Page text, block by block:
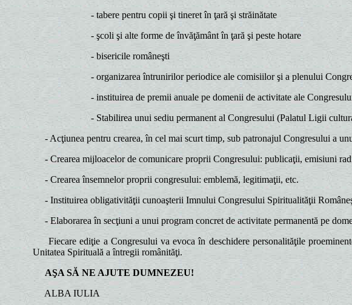
- tabere pentru copii şi tineret în ţară şi străinătate
- şcoli şi alte forme de învăţământ în ţară şi peste hotare
- bisericile româneşti
- organizarea întrunirilor periodice ale comisiilor şi a plenului
- instituirea de premii anuale pe domenii de activitate ale
- Stabilirea unui sediu permanent al Congresului (Palatul Ligii
- Acţiunea pentru crearea, în cel mai scurt timp, sub patronajul Congresului a
- Crearea mijloacelor de comunicare proprii Congresului: publicaţii, emisiuni
- Crearea însemnelor proprii congresului: emblemă, legitimaţii, etc.
- Instituirea obligativităţii cunoaşterii Imnului Congresului Spiritualităţii
- Elaborarea în secţiuni a unui program concret de activitate permanentă pe
Fiecare ediţie a Congresului va evoca în deschidere personalităţile
Unitatea Spirituală a întregii românităţi.
AŞA SĂ NE AJUTE DUMNEZEU!
ALBA IULIA